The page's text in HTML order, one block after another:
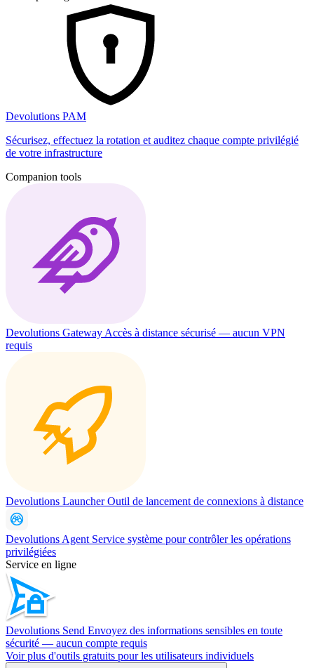
Devolutions PAM
Sécurisez, effectuez la rotation et auditez chaque compte privilégié
de votre infrastructure
Companion tools
Devolutions Gateway Accès à distance sécurisé — aucun VPN
requis
Devolutions LauncherOutil de lancement de connexions à distance
Devolutions Agent Service système pour contrôler les opérations
privilégiées
Service en ligne
Devolutions Send Envoyez des informations sensibles en toute
sécurité — aucun compte requis
Voir plus d'outils gratuits pour les utilisateurs individuels